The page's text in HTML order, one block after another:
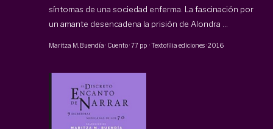
síntomas de una sociedad enferma. La fascinación por
un amante desencadena la prisión de Alondra ...
Maritza M. Buendía · Cuento·77 pp ·Textofilia ediciones·2016